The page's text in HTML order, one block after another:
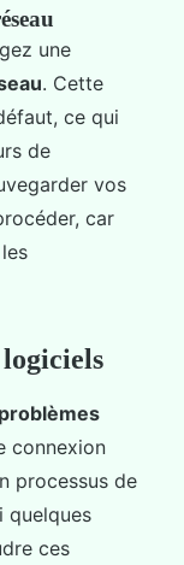
une
. Cette
ce qui
de
vos
car
problèmes
connexion
processus de
quelques
ces